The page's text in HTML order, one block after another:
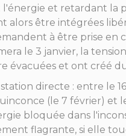
et retardant la
alors être intégrées
à être prise en
le 3 janvier, la
évacuées et ont créé
directe : entre le
(le 7 février) et
bloquée dans
flagrante, si elle